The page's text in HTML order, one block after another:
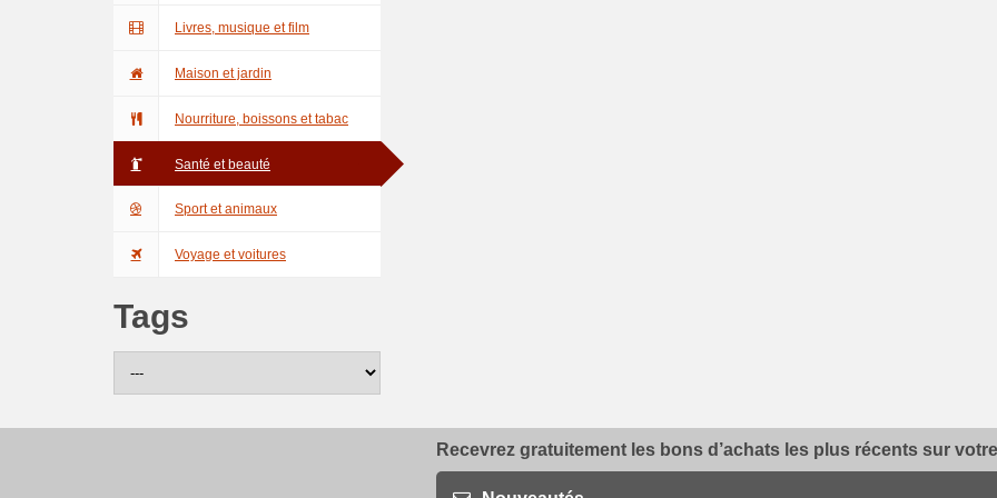
Livres, musique et film
Maison et jardin
Nourriture, boissons et tabac
Santé et beauté
Sport et animaux
Voyage et voitures
Tags
Recevrez gratuitement les bons d’achats les plus récents sur